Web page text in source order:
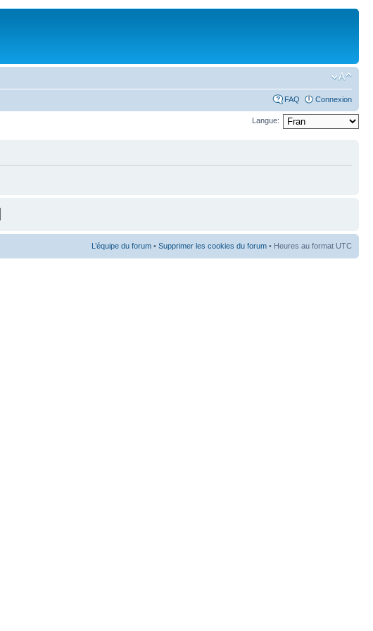
FAQ Connexion
Langue:
L’équipe du forum • Supprimer les cookies du forum • Heures au format UTC